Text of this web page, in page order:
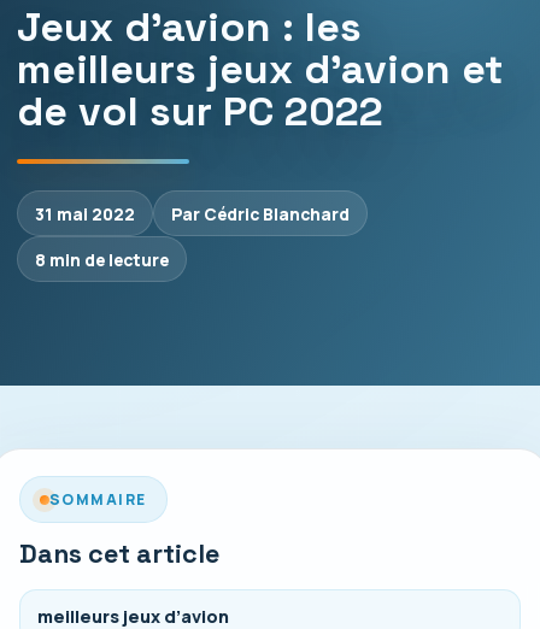
Jeux d’avion : les
meilleurs jeux d’avion et
de vol sur PC 2022
31 mai 2022
Par Cédric Blanchard
8 min de lecture
SOMMAIRE
Dans cet article
meilleurs jeux d’avion